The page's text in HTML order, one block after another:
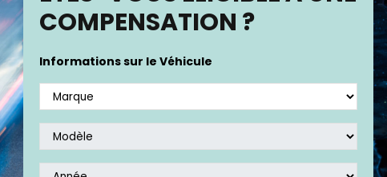
COMPENSATION ?
Informations sur le Véhicule